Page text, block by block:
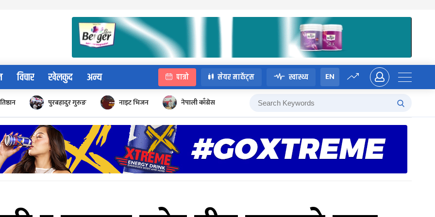
विचार खेलकुद अन्य पात्रो सेयर मार्केट्स स्वास्थ्य EN
पुरबहादुर गुरुङ नाइट भिजन नेपाली काँग्रेस